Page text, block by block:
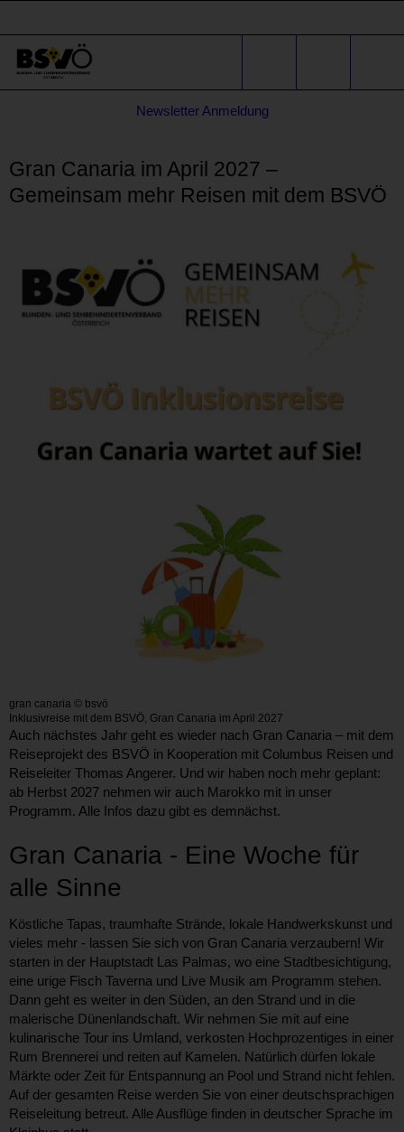
Stichwortsuche
Newsletter Anmeldung
Gran Canaria im April 2027 –
Gemeinsam mehr Reisen mit dem BSVÖ
gran canaria © bsvö
Inklusivreise mit dem BSVÖ, Gran Canaria im April 2027
Auch nächstes Jahr geht es wieder nach Gran Canaria – mit dem
Reiseprojekt des BSVÖ in Kooperation mit Columbus Reisen und
Reiseleiter Thomas Angerer. Und wir haben noch mehr geplant:
ab Herbst 2027 nehmen wir auch Marokko mit in unser
Programm. Alle Infos dazu gibt es demnächst.
Gran Canaria - Eine Woche für
alle Sinne
Köstliche Tapas, traumhafte Strände, lokale Handwerkskunst und
vieles mehr - lassen Sie sich von Gran Canaria verzaubern! Wir
starten in der Hauptstadt Las Palmas, wo eine Stadtbesichtigung,
eine urige Fisch Taverna und Live Musik am Programm stehen.
Dann geht es weiter in den Süden, an den Strand und in die
malerische Dünenlandschaft. Wir nehmen Sie mit auf eine
kulinarische Tour ins Umland, verkosten Hochprozentiges in einer
Rum Brennerei und reiten auf Kamelen. Natürlich dürfen lokale
Märkte oder Zeit für Entspannung an Pool und Strand nicht fehlen.
Auf der gesamten Reise werden Sie von einer deutschsprachigen
Reiseleitung betreut. Alle Ausflüge finden in deutscher Sprache im